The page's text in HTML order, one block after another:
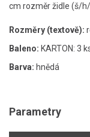
cm rozměr židle (š/
Rozměry (textově):
Baleno: KARTON: 3
Barva: hnědá
Parametry